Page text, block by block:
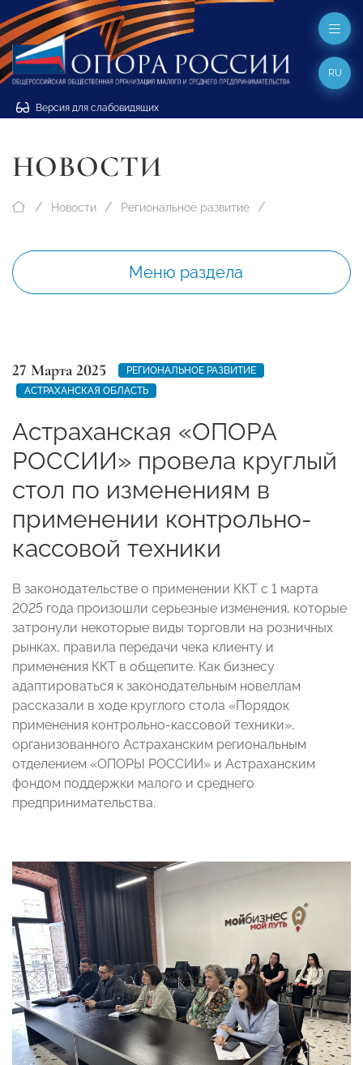
Версия для слабовидящих
RU
НОВОСТИ
Новости Региональное развитие
Меню раздела
27 Марта 2025
РЕГИОНАЛЬНОЕ РАЗВИТИЕ
АСТРАХАНСКАЯ ОБЛАСТЬ
Астраханская «ОПОРА
РОССИИ» провела круглый
стол по изменениям в
применении контрольно-
кассовой техники
В законодательстве о применении ККТ с 1 марта
2025 года произошли серьезные изменения, которые
затронули некоторые виды торговли на розничных
рынках, правила передачи чека клиенту и
применения ККТ в общепите. Как бизнесу
адаптироваться к законодательным новеллам
рассказали в ходе круглого стола «Порядок
применения контрольно-кассовой техники»,
организованного Астраханским региональным
отделением «ОПОРЫ РОССИИ» и Астраханским
фондом поддержки малого и среднего
предпринимательства.